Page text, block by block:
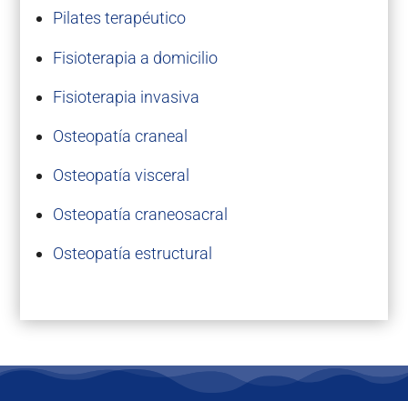
Pilates terapéutico
Fisioterapia a domicilio
Fisioterapia invasiva
Osteopatía craneal
Osteopatía visceral
Osteopatía craneosacral
Osteopatía estructural